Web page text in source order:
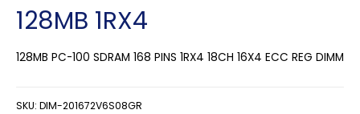
128MB 1RX4
128MB PC-100 SDRAM 168 PINS 1RX4 18CH 16X4 ECC REG DIMM
SKU: DIM-201672V6S08GR